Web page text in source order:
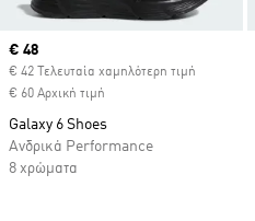
Current price
€ 48
€ 42 Τελευταία χαμηλότερη τιμή
€ 60 Αρχική τιμή
Galaxy 6 Shoes
Ανδρικά Performance
8 χρώματα